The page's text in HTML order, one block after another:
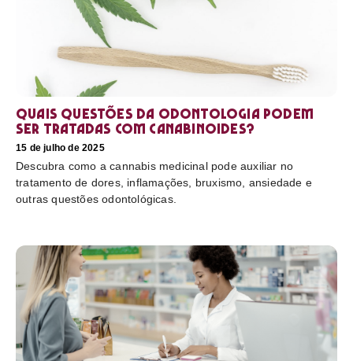
Quais questões da odontologia podem
ser tratadas com canabinoides?
15 de julho de 2025
Descubra como a cannabis medicinal pode auxiliar no
tratamento de dores, inflamações, bruxismo, ansiedade e
outras questões odontológicas.